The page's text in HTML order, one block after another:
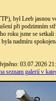
byl Leeb
při podzimním
roku jsme se
nadmíru
03.07.2026
seznam galerií v